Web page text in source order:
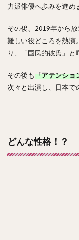
力派俳優へ歩みを進め
その後、2019年から
難しい役どころを熱演
り、「国民的彼氏」と
その後も「アテンショ
次々と出演し、日本で
どんな性格！？